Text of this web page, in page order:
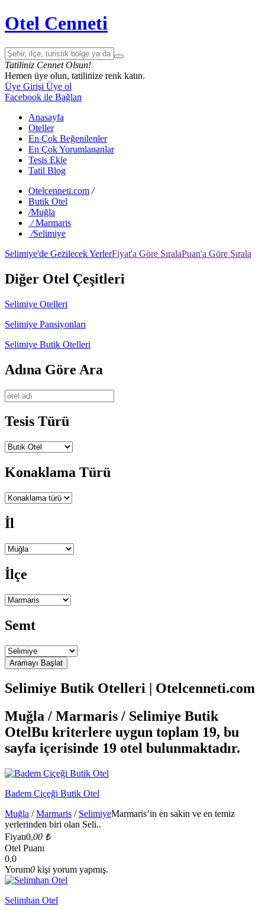
Otel Cenneti
Tatiliniz Cennet Olsun!
Hemen üye olun, tatilinize renk katın.
Üye Girişi Üye ol
Facebook ile Bağlan
Anasayfa
Oteller
En Çok Beğenilenler
En Çok Yorumlananlar
Tesis Ekle
Tatil Blog
Otelcenneti.com /
Butik Otel
/Muğla
/ Marmaris
/Selimiye
Selimiye'de Gezilecek YerlerFiyat'a Göre SıralaPuan'a Göre Sırala
Diğer Otel Çeşitleri
Selimiye Otelleri
Selimiye Pansiyonları
Selimiye Butik Otelleri
Adına Göre Ara
Tesis Türü
Konaklama Türü
İl
İlçe
Semt
Selimiye Butik Otelleri | Otelcenneti.com
Muğla / Marmaris / Selimiye Butik
OtelBu kriterlere uygun toplam 19, bu
sayfa içerisinde 19 otel bulunmaktadır.
Badem Çiçeği Butik Otel
Muğla /Marmaris / SelimiyeMarmaris’in en sakin ve en temiz
yerlerinden biri olan Seli..
Fiyatı0,00 ₺
Otel Puanı
0.0
Yorum0 kişi yorum yapmış.
Selimhan Otel